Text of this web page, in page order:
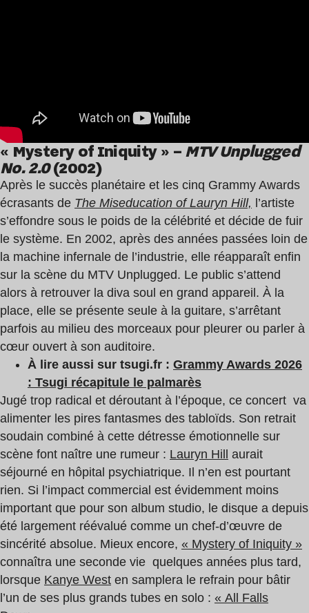
« Mystery of Iniquity » –MTV Unplugged
No. 2.0(2002)
Après le succès planétaire et les cinq Grammy Awards
écrasants de The Miseducation of Lauryn Hill, l’artiste
s’effondre sous le poids de la célébrité et décide de fuir
le système. En 2002, après des années passées loin de
la machine infernale de l’industrie, elle réapparaît enfin
sur la scène du MTV Unplugged. Le public s’attend
alors à retrouver la diva soul en grand appareil. À la
place, elle se présente seule à la guitare, s’arrêtant
parfois au milieu des morceaux pour pleurer ou parler à
cœur ouvert à son auditoire.
À lire aussi sur tsugi.fr : Grammy Awards 2026
: Tsugi récapitule le palmarès
Jugé trop radical et déroutant à l’époque, ce concert va
alimenter les pires fantasmes des tabloïds. Son retrait
soudain combiné à cette détresse émotionnelle sur
scène font naître une rumeur : Lauryn Hill
aurait
séjourné en hôpital psychiatrique. Il n’en est pourtant
rien. Si l’impact commercial est évidemment moins
important que pour son album studio, le disque a depuis
été largement réévalué comme un chef-d’œuvre de
sincérité absolue. Mieux encore, « Mystery of Iniquity »
connaîtra une seconde vie quelques années plus tard,
lorsque Kanye West en samplera le refrain pour bâtir
l’un de ses plus grands tubes en solo : « All Falls